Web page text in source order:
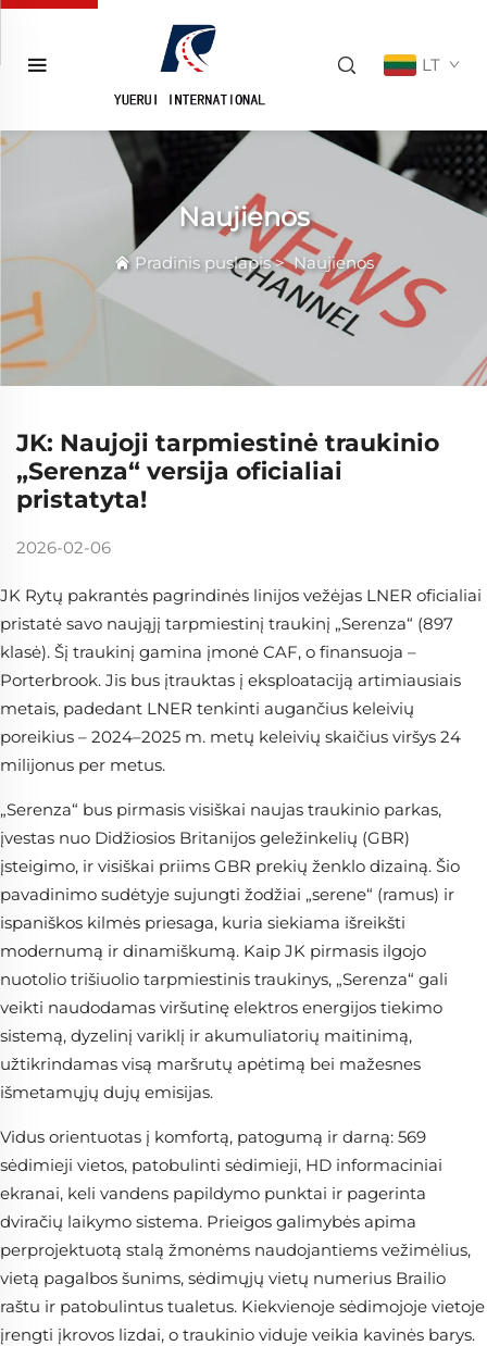
LT
Naujienos
Pradinis puslapis>Naujienos
JK: Naujoji tarpmiestinė traukinio
„Serenza“ versija oficialiai
pristatyta!
2026-02-06
JK Rytų pakrantės pagrindinės linijos vežėjas LNER oficialiai
pristatė savo naująjį tarpmiestinį traukinį „Serenza“ (897
klasė). Šį traukinį gamina įmonė CAF, o finansuoja –
Porterbrook. Jis bus įtrauktas į eksploataciją artimiausiais
metais, padedant LNER tenkinti augančius keleivių
poreikius – 2024–2025 m. metų keleivių skaičius viršys 24
milijonus per metus.
„Serenza“ bus pirmasis visiškai naujas traukinio parkas,
įvestas nuo Didžiosios Britanijos geležinkelių (GBR)
įsteigimo, ir visiškai priims GBR prekių ženklo dizainą. Šio
pavadinimo sudėtyje sujungti žodžiai „serene“ (ramus) ir
ispaniškos kilmės priesaga, kuria siekiama išreikšti
modernumą ir dinamiškumą. Kaip JK pirmasis ilgojo
nuotolio trišiuolio tarpmiestinis traukinys, „Serenza“ gali
veikti naudodamas viršutinę elektros energijos tiekimo
sistemą, dyzelinį variklį ir akumuliatorių maitinimą,
užtikrindamas visą maršrutų apėtimą bei mažesnes
išmetamųjų dujų emisijas.
Vidus orientuotas į komfortą, patogumą ir darną: 569
sėdimieji vietos, patobulinti sėdimieji, HD informaciniai
ekranai, keli vandens papildymo punktai ir pagerinta
dviračių laikymo sistema. Prieigos galimybės apima
perprojektuotą stalą žmonėms naudojantiems vežimėlius,
vietą pagalbos šunims, sėdimųjų vietų numerius Brailio
raštu ir patobulintus tualetus. Kiekvienoje sėdimojoje vietoje
įrengti įkrovos lizdai, o traukinio viduje veikia kavinės barys.